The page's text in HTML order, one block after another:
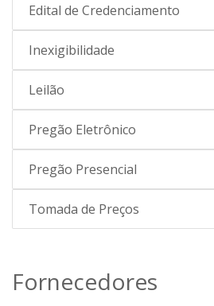
Edital de Credenciamento
Inexigibilidade
Leilão
Pregão Eletrônico
Pregão Presencial
Tomada de Preços
Fornecedores